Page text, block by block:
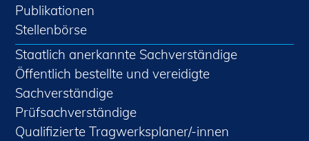
Publikationen
Stellenbörse
Staatlich anerkannte Sachverständige
Öffentlich bestellte und vereidigte
Sachverständige
Prüfsachverständige
Qualifizierte Tragwerksplaner/-innen